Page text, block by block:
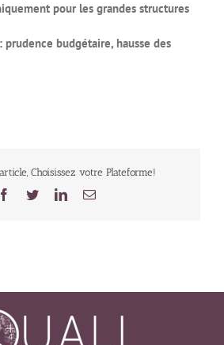
pour les grandes structures
budgétaire, hausse des
Choisissez votre Plateforme!
Facebook
TwitterLinkedInEmail